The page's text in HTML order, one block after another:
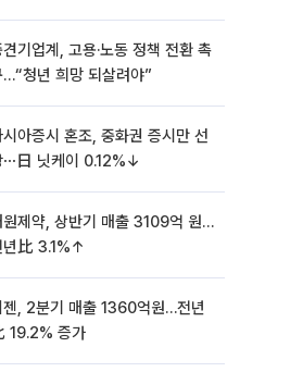
기업계, 고용·노동 정책 전환 촉
…“청년 희망 되살려야”
시아증시 혼조, 중화권 증시만 선
⋯日 닛케이 0.12%↓
원제약, 상반기 매출 3109억 원…
년比 3.1%↑
젠, 2분기 매출 1360억원…전년
19.2% 증가